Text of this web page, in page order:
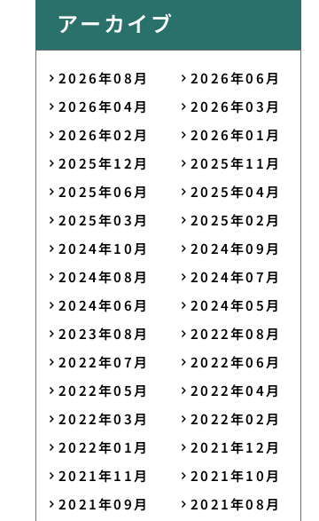
アーカイブ
2026年08月
2026年06月
2026年04月
2026年03月
2026年02月
2026年01月
2025年12月
2025年11月
2025年06月
2025年04月
2025年03月
2025年02月
2024年10月
2024年09月
2024年08月
2024年07月
2024年06月
2024年05月
2023年08月
2022年08月
2022年07月
2022年06月
2022年05月
2022年04月
2022年03月
2022年02月
2022年01月
2021年12月
2021年11月
2021年10月
2021年09月
2021年08月